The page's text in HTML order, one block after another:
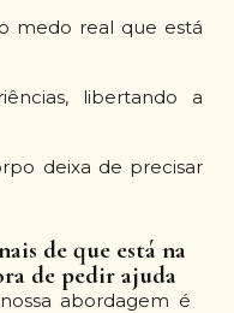
medo real que está
libertando a
deixa de precisar
de que está na
de pedir ajuda
abordagem é